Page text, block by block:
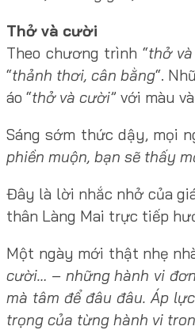
Thở và cười
Theo chương trình “thở
“thảnh thơi, cân bằng“.
áo “thở và cười” với màu
Sáng sớm thức dậy, mọi
phiền muộn, bạn sẽ thấy
Đây là lời nhắc nhở của
thân Làng Mai trực tiếp
Một ngày mới thật nhẹ
cười… – những hành vi
mà tâm để đâu đâu. Áp
trọng của từng hành vi